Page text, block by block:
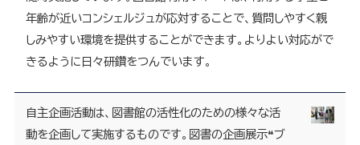
年齢が近いコンシェルジュが応対することで、質問しやすく親
しみやすい環境を提供することができます。よりよい対応がで
きるように日々研鑽をつんでいます。
自主企画活動は、図書館の活性化のための様々な活
動を企画して実施するものです。図書の企画展示❝ブ